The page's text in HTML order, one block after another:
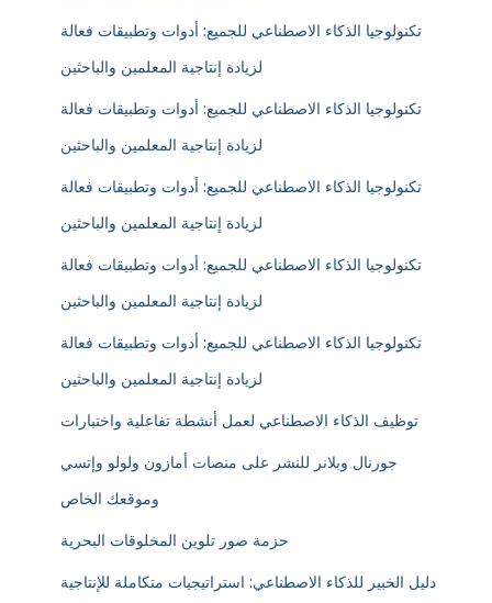
تكنولوجيا الذكاء الاصطناعي للجميع: أدوات وتطبيقات فعالة
لزيادة إنتاجية المعلمين والباحثين
تكنولوجيا الذكاء الاصطناعي للجميع: أدوات وتطبيقات فعالة
لزيادة إنتاجية المعلمين والباحثين
تكنولوجيا الذكاء الاصطناعي للجميع: أدوات وتطبيقات فعالة
لزيادة إنتاجية المعلمين والباحثين
تكنولوجيا الذكاء الاصطناعي للجميع: أدوات وتطبيقات فعالة
لزيادة إنتاجية المعلمين والباحثين
تكنولوجيا الذكاء الاصطناعي للجميع: أدوات وتطبيقات فعالة
لزيادة إنتاجية المعلمين والباحثين
توظيف الذكاء الاصطناعي لعمل أنشطة تفاعلية واختبارات
جورنال وبلانر للنشر على منصات أمازون ولولو وإتسي
وموقعك الخاص
حزمة صور تلوين المخلوقات البحرية
دليل الخبير للذكاء الاصطناعي: استراتيجيات متكاملة للإنتاجية